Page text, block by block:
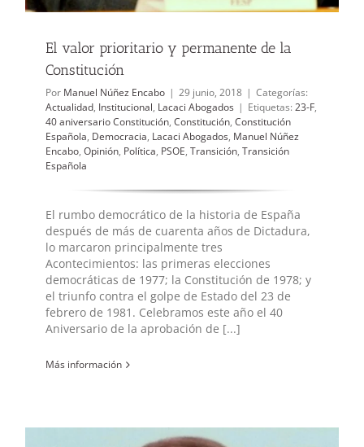
El valor prioritario y permanente de la
Constitución
Por Manuel Núñez Encabo | 29 junio, 2018 | Categorías:
Actualidad, Institucional, Lacaci Abogados | Etiquetas: 23-F,
40 aniversario Constitución, Constitución, Constitución
Española, Democracia, Lacaci Abogados, Manuel Núñez
Encabo, Opinión, Política, PSOE, Transición, Transición
Española
El rumbo democrático de la historia de España
después de más de cuarenta años de Dictadura,
lo marcaron principalmente tres
Acontecimientos: las primeras elecciones
democráticas de 1977; la Constitución de 1978; y
el triunfo contra el golpe de Estado del 23 de
febrero de 1981. Celebramos este año el 40
Aniversario de la aprobación de [...]
Más información